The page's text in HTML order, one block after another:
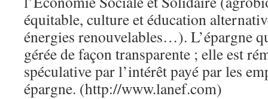
équitable, culture et éducation
énergies renouvelables…). L’épargne
gérée de façon transparente ; elle est
spéculative par l’intérêt payé par les
épargne. (http://www.lanef.com)